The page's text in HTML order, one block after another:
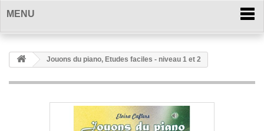
MENU
Jouons du piano, Etudes faciles - niveau 1 et 2